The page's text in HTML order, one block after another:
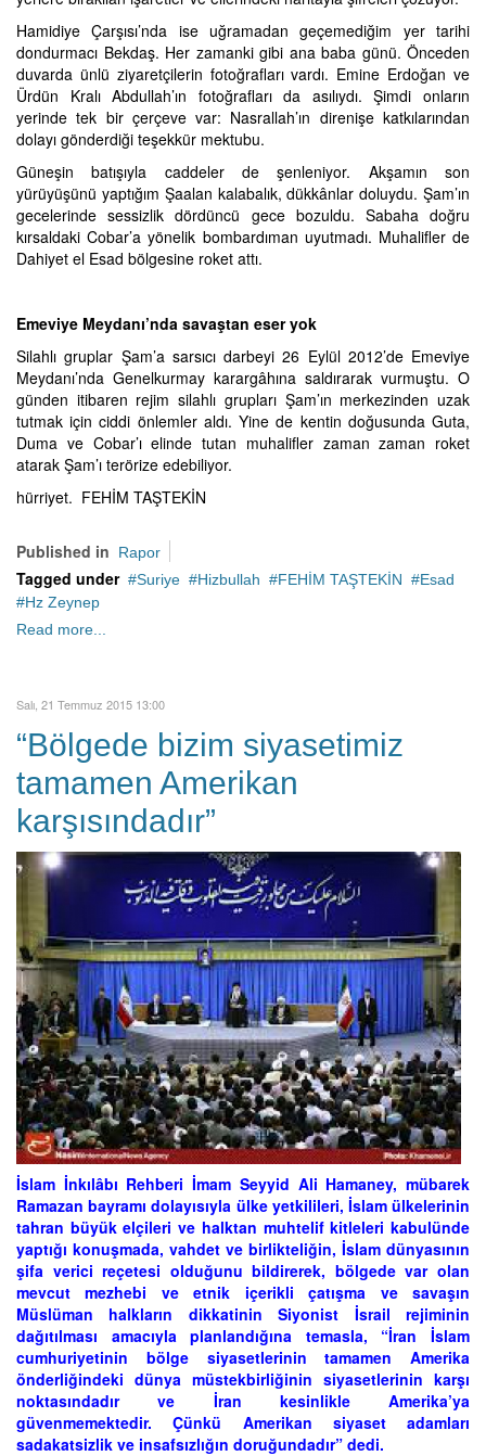
Hamidiye Çarşısı’nda ise uğramadan geçemediğim yer tarihi
dondurmacı Bekdaş. Her zamanki gibi ana baba günü. Önceden
duvarda ünlü ziyaretçilerin fotoğrafları vardı. Emine Erdoğan ve
Ürdün Kralı Abdullah’ın fotoğrafları da asılıydı. Şimdi onların
yerinde tek bir çerçeve var: Nasrallah’ın direnişe katkılarından
dolayı gönderdiği teşekkür mektubu.
Güneşin batışıyla caddeler de şenleniyor. Akşamın son
yürüyüşünü yaptığım Şaalan kalabalık, dükkânlar doluydu. Şam’ın
gecelerinde sessizlik dördüncü gece bozuldu. Sabaha doğru
kırsaldaki Cobar’a yönelik bombardıman uyutmadı. Muhalifler de
Dahiyet el Esad bölgesine roket attı.
Emeviye Meydanı’nda savaştan eser yok
Silahlı gruplar Şam’a sarsıcı darbeyi 26 Eylül 2012’de Emeviye
Meydanı’nda Genelkurmay karargâhına saldırarak vurmuştu. O
günden itibaren rejim silahlı grupları Şam’ın merkezinden uzak
tutmak için ciddi önlemler aldı. Yine de kentin doğusunda Guta,
Duma ve Cobar’ı elinde tutan muhalifler zaman zaman roket
atarak Şam’ı terörize edebiliyor.
hürriyet. FEHİM TAŞTEKİN
Published in Rapor
Tagged under Suriye Hizbullah FEHİM TAŞTEKİN
Esad
Hz Zeynep
Read more...
Salı, 21 Temmuz 2015 13:00
“Bölgede bizim siyasetimiz
tamamen Amerikan
karşısındadır”
İslam İnkılâbı Rehberi İmam Seyyid Ali Hamaney, mübarek
Ramazan bayramı dolayısıyla ülke yetkilileri, İslam ülkelerinin
tahran büyük elçileri ve halktan muhtelif kitleleri kabulünde
yaptığı konuşmada, vahdet ve birlikteliğin, İslam dünyasının
şifa verici reçetesi olduğunu bildirerek, bölgede var olan
mevcut mezhebi ve etnik içerikli çatışma ve savaşın
Müslüman halkların dikkatinin Siyonist İsrail rejiminin
dağıtılması amacıyla planlandığına temasla, “İran İslam
cumhuriyetinin bölge siyasetlerinin tamamen Amerika
önderliğindeki dünya müstekbirliğinin siyasetlerinin karşı
noktasındadır ve İran kesinlikle Amerika’ya
güvenmemektedir. Çünkü Amerikan siyaset adamları
sadakatsizlik ve insafsızlığın doruğundadır” dedi.